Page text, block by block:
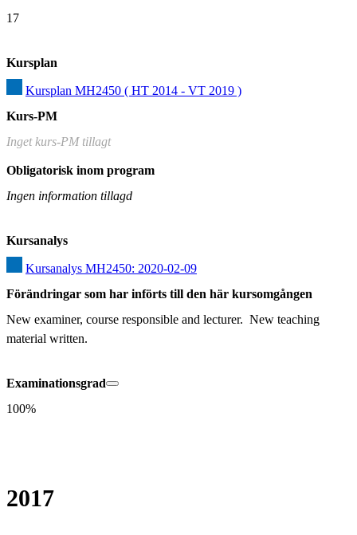
17
Kursplan
Kursplan MH2450 ( HT 2014 - VT 2019 )
Kurs-PM
Inget kurs-PM tillagt
Obligatorisk inom program
Ingen information tillagd
Kursanalys
Kursanalys MH2450: 2020-02-09
Förändringar som har införts till den här kursomgången
New examiner, course responsible and lecturer.  New teaching
material written.
Examinationsgrad
100%
2017